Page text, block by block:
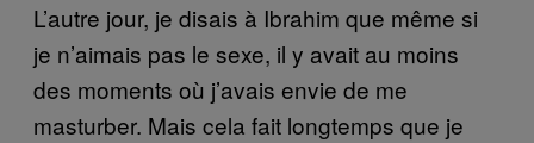
L’autre jour, je disais à Ibrahim que même si
je n’aimais pas le sexe, il y avait au moins
des moments où j’avais envie de me
masturber. Mais cela fait longtemps que je